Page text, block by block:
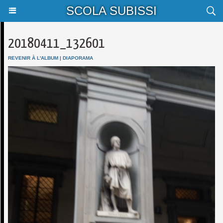
SCOLA SUBISSI
20180411_132601
REVENIR À L'ALBUM | DIAPORAMA